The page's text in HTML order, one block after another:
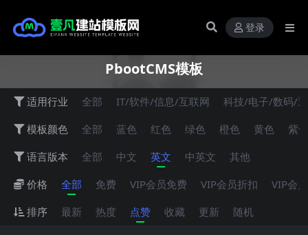
登录
PbootCMS模板
适用行业 全部 IT/软件/信息/互联网
科技/电子/数码/
模板颜色
全部 蓝色 红色 绿色 橙色 黄色
紫色
语言版本
全部 中文 英文 中英文
其他
价格
全部 免费 VIP会员免费 VIP会员折扣
VIP会
排序
最新 热度 点赞 收藏 更新 随机